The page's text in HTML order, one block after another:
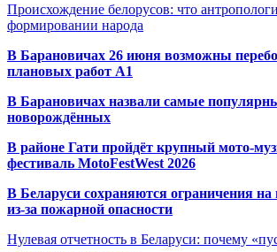
Происхождение белорусов: что
формировании народа
В Барановичах 26 июня возможны
плановых работ A1
В Барановичах назвали самые
новорождённых
В районе Гати пройдёт крупный мото-
фестиваль MotoFestWest 2026
В Беларуси сохраняются ограничения на
из-за пожарной опасности
Нулевая отчетность в Беларуси: почему